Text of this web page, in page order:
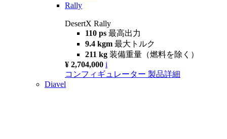
Rally
DesertX Rally
110 ps 最高出力
9.4 kgm 最大トルク
211 kg 装備重量（燃料を除く）
¥ 2,704,000 i
コンフィギュレーター 製品詳細
Diavel